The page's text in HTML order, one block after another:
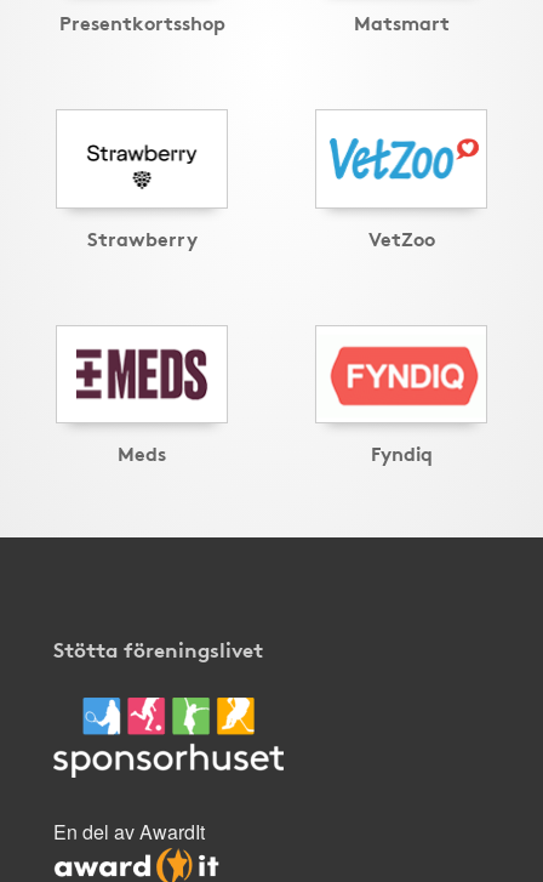
Presentkortsshop Matsmart
Strawberry VetZoo
Meds Fyndiq
Stötta föreningslivet
En del av AwardIt